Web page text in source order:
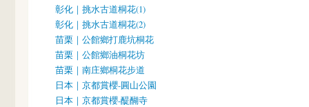
彰化｜挑水古道桐花(1)
彰化｜挑水古道桐花(2)
苗栗｜公館鄉打鹿坑桐花
苗栗｜公館鄉油桐花坊
苗栗｜南庄鄉桐花步道
日本｜京都賞櫻-圓山公園
日本｜京都賞櫻-醍醐寺